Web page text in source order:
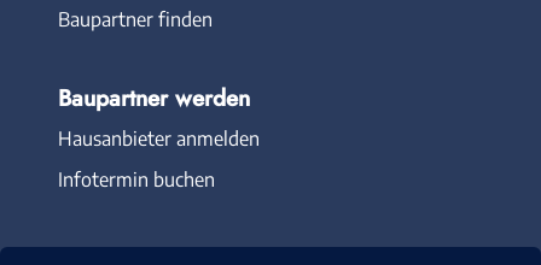
Baupartner finden
Baupartner werden
Hausanbieter anmelden
Infotermin buchen